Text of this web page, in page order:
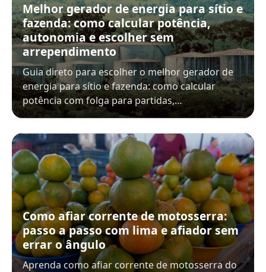
Melhor gerador de energia para sítio e
fazenda: como calcular potência,
autonomia e escolher sem
arrependimento
Guia direto para escolher o melhor gerador de
energia para sítio e fazenda: como calcular
potência com folga para partidas,…
Como afiar corrente de motosserra:
passo a passo com lima e afiador sem
errar o ângulo
Aprenda como afiar corrente de motosserra do